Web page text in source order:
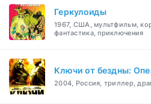
Геркулоиды
1967, США, мультфильм,
фантастика, приключения
Ключи от бездны:
2004, Россия, триллер,